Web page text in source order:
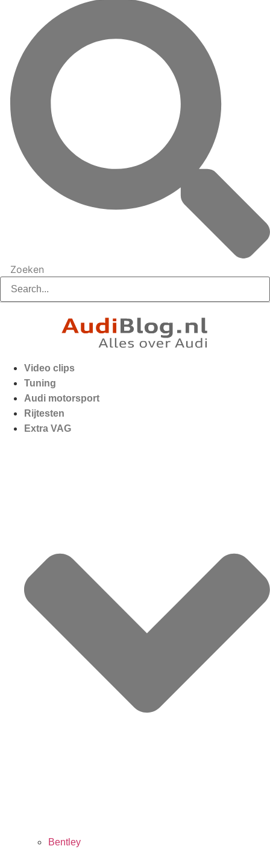
Zoeken
Video clips
Tuning
Audi motorsport
Rijtesten
Extra VAG
Bentley